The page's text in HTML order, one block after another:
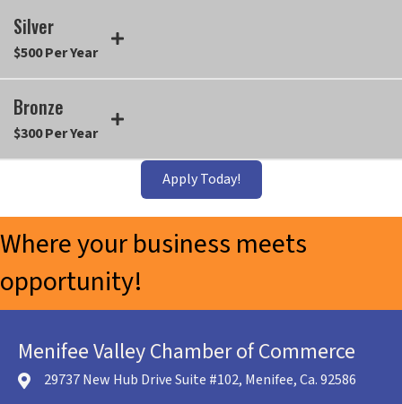
Silver
$500 Per Year
Bronze
$300 Per Year
Apply Today!
Where your business meets
opportunity!
Menifee Valley Chamber of Commerce
location icon
29737 New Hub Drive Suite #102, Menifee, Ca. 92586